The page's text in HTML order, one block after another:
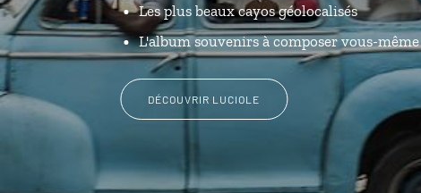
Les plus beaux cayos géolocalisés
L'album souvenirs à composer vous-même
DÉCOUVRIR LUCIOLE